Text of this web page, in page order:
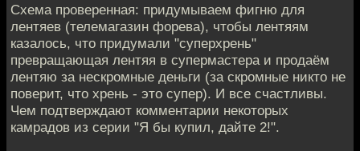
Схема проверенная: придумываем фигню для
лентяев (телемагазин форева), чтобы лентяям
казалось, что придумали "суперхрень"
превращающая лентяя в супермастера и продаём
лентяю за нескромные деньги (за скромные никто не
поверит, что хрень - это супер). И все счастливы.
Чем подтверждают комментарии некоторых
камрадов из серии "Я бы купил, дайте 2!".